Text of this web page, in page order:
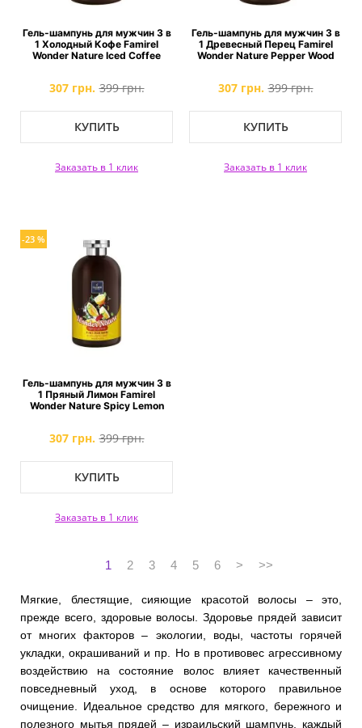
Гель-шампунь для мужчин 3 в
1 Холодный Кофе Famirel
Wonder Nature Iced Coffee
307 грн. 399 грн.
КУПИТЬ
Заказать в 1 клик
Гель-шампунь для мужчин 3 в
1 Древесный Перец Famirel
Wonder Nature Pepper Wood
307 грн. 399 грн.
КУПИТЬ
Заказать в 1 клик
-23 %
Гель-шампунь для мужчин 3 в
1 Пряный Лимон Famirel
Wonder Nature Spicy Lemon
307 грн. 399 грн.
КУПИТЬ
Заказать в 1 клик
1 2 3 4 5 6 > >>
Мягкие, блестящие, сияющие красотой волосы – это,
прежде всего, здоровые волосы. Здоровье прядей зависит
от многих факторов – экологии, воды, частоты горячей
укладки, окрашиваний и пр. Но в противовес агрессивному
воздействию на состояние волос влияет качественный
повседневный уход, в основе которого правильное
очищение. Идеальное средство для мягкого, бережного и
полезного мытья прядей – израильский шампунь, каждый